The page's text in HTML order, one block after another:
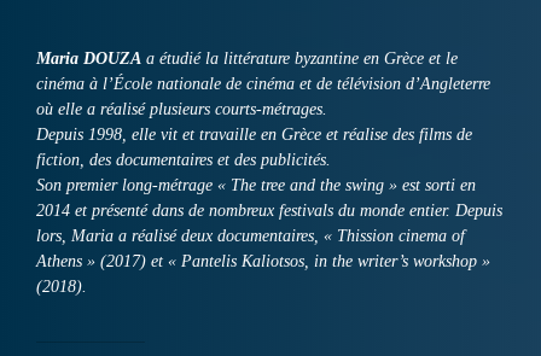
Maria DOUZA a étudié la littérature byzantine en Grèce et le
cinéma à l’École nationale de cinéma et de télévision d’Angleterre
où elle a réalisé plusieurs courts-métrages.
Depuis 1998, elle vit et travaille en Grèce et réalise des films de
fiction, des documentaires et des publicités.
Son premier long-métrage « The tree and the swing » est sorti en
2014 et présenté dans de nombreux festivals du monde entier. Depuis
lors, Maria a réalisé deux documentaires, « Thission cinema of
Athens » (2017) et « Pantelis Kaliotsos, in the writer’s workshop »
(2018).